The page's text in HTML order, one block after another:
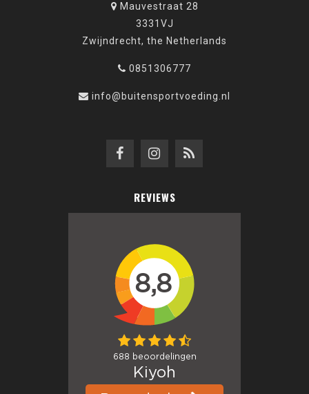
Mauvestraat 28
3331VJ
Zwijndrecht, the Netherlands
0851306777
info@buitensportvoeding.nl
REVIEWS